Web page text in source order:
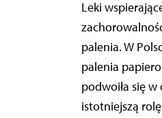
Leki
palenia. W
palenia
podwoiła się
istotniejszą